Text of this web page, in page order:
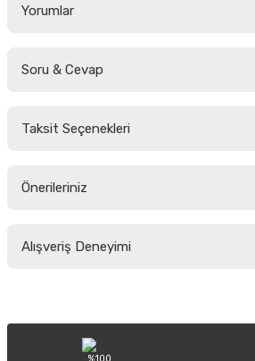
Yorumlar
Soru & Cevap
Taksit Seçenekleri
Önerileriniz
yetersiz gördüğünüz noktaları öneri
Ürün açıklamasında eksik bilgiler bulunuyor.
Alışveriş Deneyimi
Sitemize ilk yorumu siz